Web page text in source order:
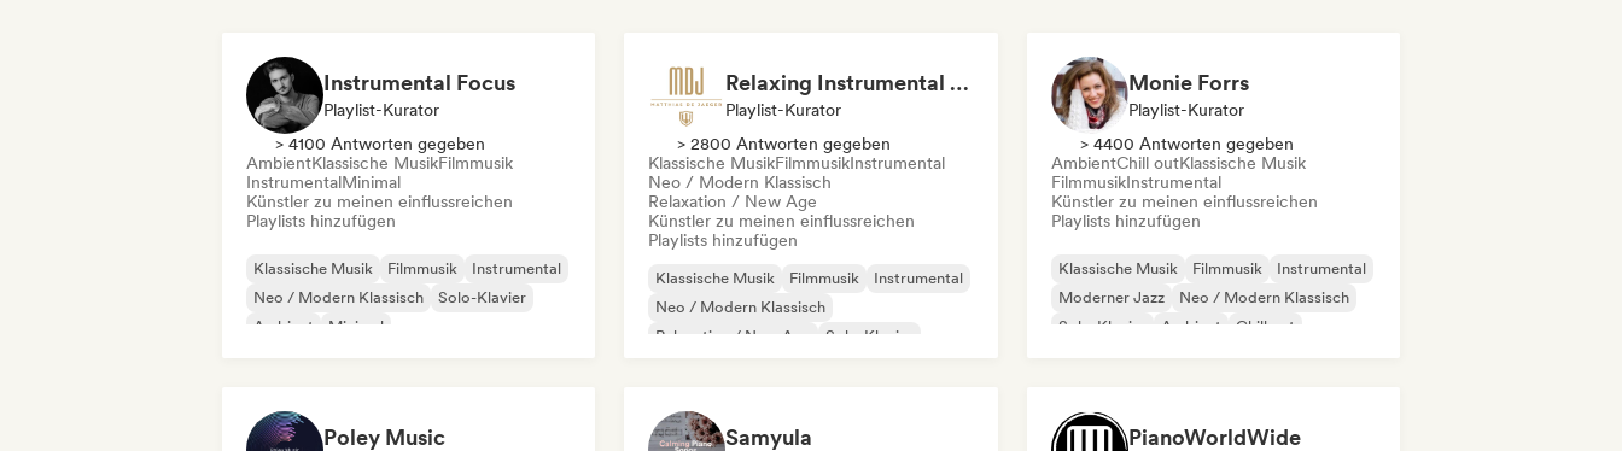
Instrumental Focus
Playlist-Kurator
> 4100 Antworten gegeben
AmbientKlassische MusikFilmmusik
InstrumentalMinimal
Künstler zu meinen einflussreichen
Playlists hinzufügen
Klassische Musik Filmmusik
Instrumental
Neo / Modern Klassisch
Solo-Klavier
Ambient
Minimal
Relaxing Instrumental (MDJ Matthias De Jaeger)
Playlist-Kurator
> 2800 Antworten gegeben
Klassische MusikFilmmusikInstrumental
Neo / Modern Klassisch
Relaxation / New Age
Künstler zu meinen einflussreichen
Playlists hinzufügen
Klassische Musik Filmmusik
Instrumental
Neo / Modern Klassisch
Relaxation / New Age
Solo-Klavier
Monie Forrs
Playlist-Kurator
> 4400 Antworten gegeben
AmbientChill outKlassische Musik
FilmmusikInstrumental
Künstler zu meinen einflussreichen
Playlists hinzufügen
Klassische Musik Filmmusik
Instrumental
Moderner Jazz
Neo / Modern Klassisch
Solo-Klavier
Ambient Chill out
Poley Music Samyula PianoWorldWide